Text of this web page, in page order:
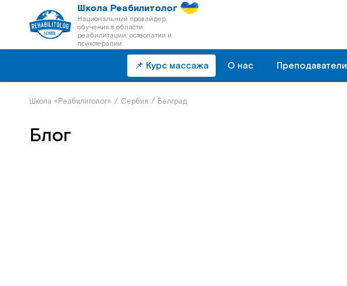
Школа Реабилитолог
Национальный провайдер
обучения в области
реабилитации, остеопатии и
психотерапии
📌 Курс массажа О нас Преподаватели
Школа «Реабилитолог» / Сербия / Белград
Блог